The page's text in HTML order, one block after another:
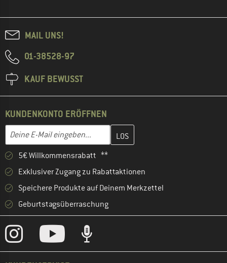
MAIL UNS!
01-38528-97
KAUF BEWUSST
KUNDENKONTO ERÖFFNEN
E-Mail-Adresse
Gib hier deine E-Mail-Adresse ein und erstelle im nächsten
5€ Willkommensrabatt **
Exklusiver Zugang zu Rabattaktionen
Speichere Produkte auf Deinem Merkzettel
Geburtstagsüberraschung